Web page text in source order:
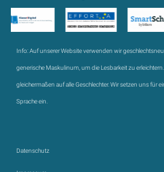
Info:Auf unserer Website verwenden wir
generische Maskulinum, um die Lesbarkeit zu
gleichermaßen auf alle Geschlechter. Wir setzen uns für
Sprache ein.
Datenschutz